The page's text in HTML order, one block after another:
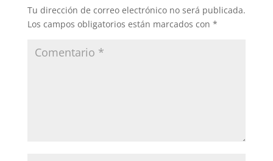
Tu dirección de correo electrónico no será publicada.
Los campos obligatorios están marcados con *